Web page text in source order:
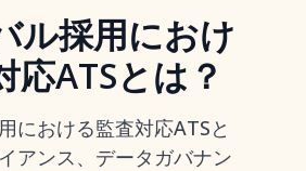
ル採用におけ
応ATSとは？
における監査対応ATSと
アンス、データガバナン